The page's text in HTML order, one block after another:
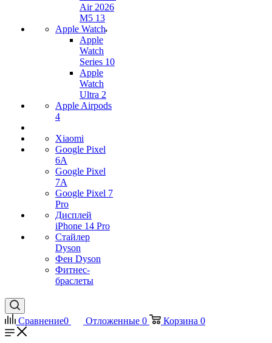
Air 2026
M5 13
Apple Watch
Apple
Watch
Series 10
Apple
Watch
Ultra 2
Apple Airpods
4
Xiaomi
Google Pixel
6A
Google Pixel
7А
Google Pixel 7
Pro
Дисплей
iPhone 14 Pro
Стайлер
Dyson
Фен Dyson
Фитнес-
браслеты
Сравнение0 Отложенные 0 Корзина 0